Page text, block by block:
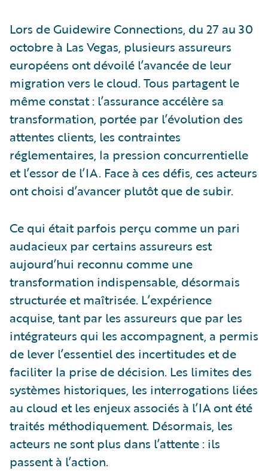
Lors de Guidewire Connections, du 27 au 30
octobre à Las Vegas, plusieurs assureurs
européens ont dévoilé l’avancée de leur
migration vers le cloud. Tous partagent le
même constat : l’assurance accélère sa
transformation, portée par l’évolution des
attentes clients, les contraintes
réglementaires, la pression concurrentielle
et l’essor de l’IA. Face à ces défis, ces acteurs
ont choisi d’avancer plutôt que de subir.
Ce qui était parfois perçu comme un pari
audacieux par certains assureurs est
aujourd’hui reconnu comme une
transformation indispensable, désormais
structurée et maîtrisée. L’expérience
acquise, tant par les assureurs que par les
intégrateurs qui les accompagnent, a permis
de lever l’essentiel des incertitudes et de
faciliter la prise de décision. Les limites des
systèmes historiques, les interrogations liées
au cloud et les enjeux associés à l’IA ont été
traités méthodiquement. Désormais, les
acteurs ne sont plus dans l’attente : ils
passent à l’action.